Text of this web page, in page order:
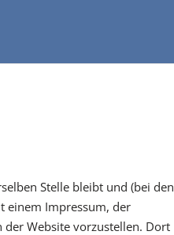
Stelle bleibt und (bei den
einem Impressum, der
der Website vorzustellen. Dort